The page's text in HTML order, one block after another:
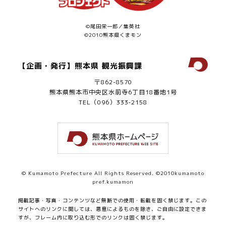
【企画・発行】熊本県 観光振興課
〒862-8570
熊本県熊本市中央区水前寺6丁目18番地1号
TEL（096）333-2158
© Kumamoto Prefecture All Rights Reserved. ©2010kumamoto
pref.kumamon
掲載記事・写真・コンテンツなど無断での使用・転載を固く禁じます。 この
サイトへのリンクに関しては、悪意によるものを除き、ご自由に設定できま
すが、フレーム内に取り込む形でのリンクは固く禁じます。
©尾田栄一郎／集英社
©2010熊本県くまモン